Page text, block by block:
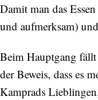
Damit man das
und aufmerksam)
Beim Hauptgang
der Beweis, dass es
Kamprads